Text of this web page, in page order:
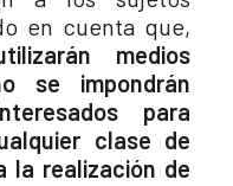
en cuenta que,
medios
se impondrán
para
clase de
la realización de